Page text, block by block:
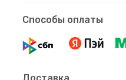
Способы оплаты